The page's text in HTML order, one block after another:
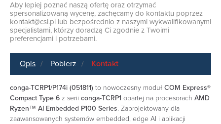
Aby lepiej poznać naszą ofertę oraz otrzymać
spersonalizowaną wycenę, zachęcamy do kontaktu poprzez
kontakt@csi.pl lub bezpośrednio z naszymi wykwalifikowanymi
specjalistami, którzy doradzą Ci zgodnie z Twoimi
preferencjami i potrzebami.
Opis Pobierz Kontakt
conga-TCRP1/P174i (051811) to nowoczesny moduł COM Express®
Compact Type 6 z serii conga-TCRP1 opartej na procesorach AMD
Ryzen™ AI Embedded P100 Series. Zaprojektowany dla
zaawansowanych systemów embedded, edge AI i aplikacji